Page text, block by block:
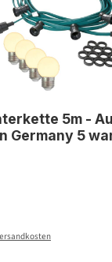
5m -
Germany 5